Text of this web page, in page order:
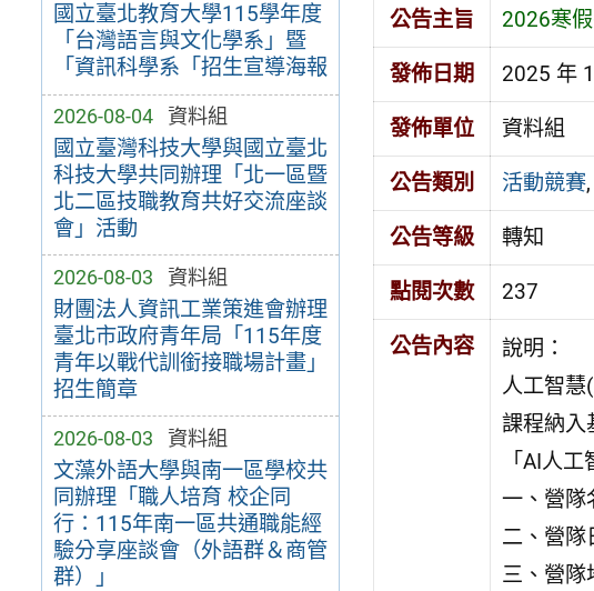
國立臺北教育大學115學年度
「台灣語言與文化學系」暨
「資訊科學系「招生宣導海報
2026-08-04 資料組
國立臺灣科技大學與國立臺北
科技大學共同辦理「北一區暨
北二區技職教育共好交流座談
會」活動
2026-08-03 資料組
財團法人資訊工業策進會辦理
臺北市政府青年局「115年度
青年以戰代訓銜接職場計畫」
招生簡章
2026-08-03 資料組
文藻外語大學與南一區學校共
同辦理「職人培育 校企同
行：115年南一區共通職能經
驗分享座談會（外語群＆商管
群）」
公告主旨 2026寒
發佈日期 2025 年
發佈單位 資料組
公告類別 活動競賽,
公告等級 轉知
點閱次數 237
公告內容
說明：
人工智慧
課程納入
「AI人
一、營隊
二、營
三、營隊